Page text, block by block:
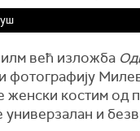
већ изложба
фотографију
женски костим од
универзалан и